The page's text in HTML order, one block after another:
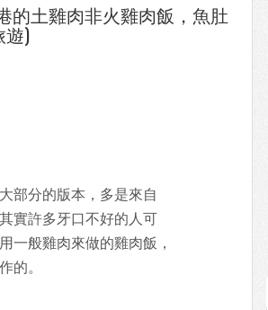
的土雞肉非火雞肉飯，魚肚
遊)
部分的版本，多是來自
實許多牙口不好的人可
一般雞肉來做的雞肉飯，
的。